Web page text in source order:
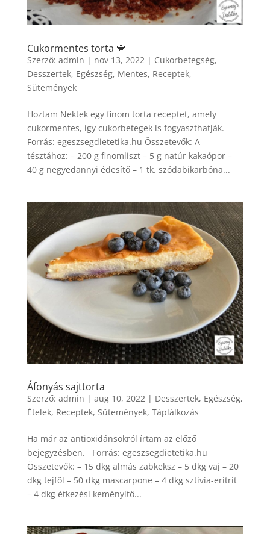
Cukormentes torta 💙
Szerző: admin | nov 13, 2022| Cukorbetegség,
Desszertek, Egészség, Mentes, Receptek,
Sütemények
Hoztam Nektek egy finom torta receptet, amely
cukormentes, így cukorbetegek is fogyaszthatják.
Forrás: egeszsegdietetika.hu Összetevők: A
tésztához: – 200 g finomliszt – 5 g natúr kakaópor –
40 g negyedannyi édesítő – 1 tk. szódabikarbóna...
Áfonyás sajttorta
Szerző: admin | aug 10, 2022 | Desszertek, Egészség,
Ételek, Receptek, Sütemények, Táplálkozás
Ha már az antioxidánsokról írtam az előző
bejegyzésben. Forrás: egeszsegdietetika.hu
Összetevők: – 15 dkg almás zabkeksz – 5 dkg vaj – 20
dkg tejföl – 50 dkg mascarpone – 4 dkg sztívia-eritrit
– 4 dkg étkezési keményítő...